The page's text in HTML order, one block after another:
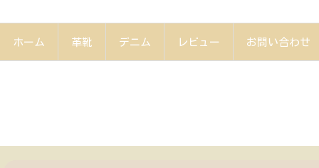
ホーム 革靴 デニム レビュー お問い合わせ